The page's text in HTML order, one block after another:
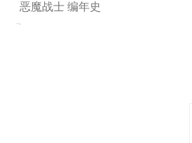
恶魔战士 编年史
~